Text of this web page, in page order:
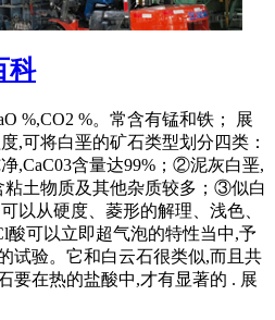
科
%,CO2 %。常含有锰和铁； 展
,可将白垩的矿石类型划分四类：
,CaC03含量达99%；②泥灰白垩,
粘土物质及其他杂质较多；③似白
以从硬度、菱形的解理、浅色、
酸可以立即超气泡的特性当中,予
试验。它和白云石很类似,而且共
要在热的盐酸中,才有显著的 . 展